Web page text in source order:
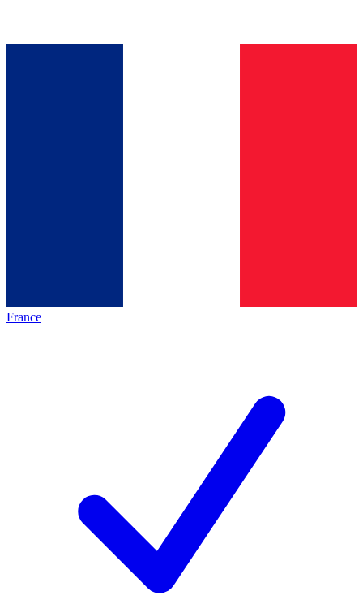
France